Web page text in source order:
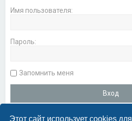
Этот сайт использует cookies для
Имя пользователя:
Пароль:
Запомнить меня